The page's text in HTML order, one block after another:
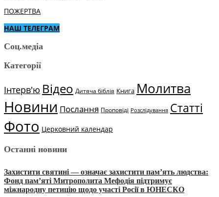
ПОЖЕРТВА
НАШ ТЕЛЕГРАМ
Соц.медіа
Категорії
Інтерв'ю Відео Дитяча біблія Книга Молитва
Новини Послання Проповіді Розслідування Статті
Фото Церковний календар
Останні новини
Захистити святині — означає захистити пам’ять людства:
Фонд пам’яті Митрополита Мефодія підтримує
міжнародну петицію щодо участі Росії в ЮНЕСКО